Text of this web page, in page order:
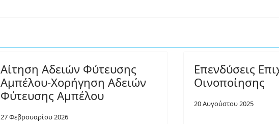
Αίτηση Αδειών Φύτευσης
Αμπέλου-Χορήγηση Αδειών
Φύτευσης Αμπέλου
27 Φεβρουαρίου 2026
Επενδύσεις
Οινοποίησης
20 Αυγούστου 2025